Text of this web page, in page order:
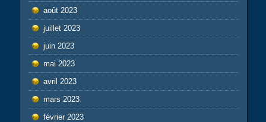
août 2023
juillet 2023
juin 2023
mai 2023
avril 2023
mars 2023
février 2023